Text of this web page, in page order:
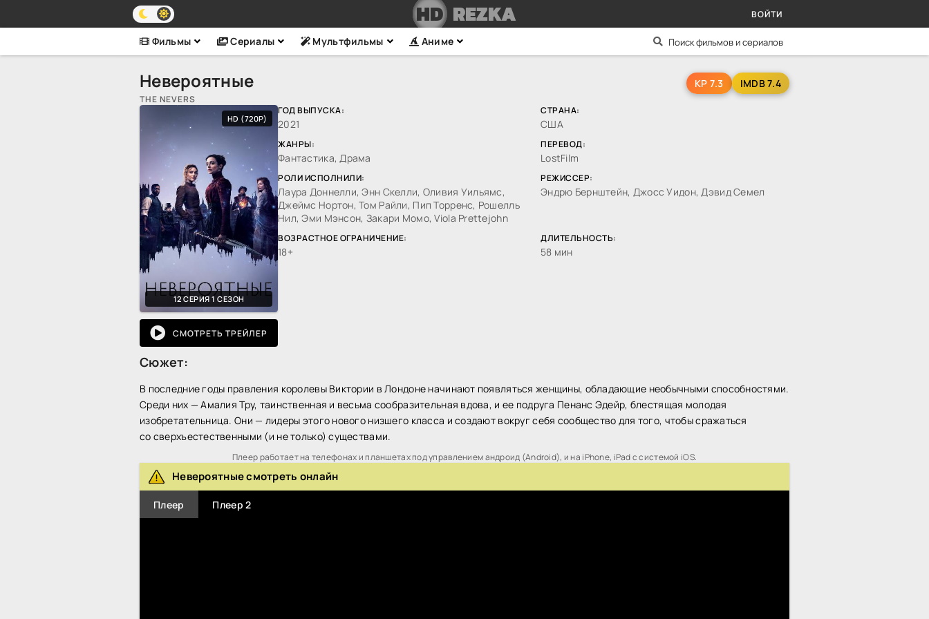
HDREZKA ВОЙТИ
Фильмы Сериалы Мультфильмы Аниме
Невероятные
THE NEVERS
KP 7.3 IMDB 7.4
HD (720P)
12 СЕРИЯ 1 СЕЗОН
СМОТРЕТЬ ТРЕЙЛЕР
ГОД ВЫПУСКА:
2021
СТРАНА:
США
ЖАНРЫ:
Фантастика, Драма
ПЕРЕВОД:
LostFilm
РОЛИ ИСПОЛНИЛИ:
Лаура Доннелли, Энн Скелли, Оливия Уильямс,
Джеймс Нортон, Том Райли, Пип Торренс, Рошелль
Нил, Эми Мэнсон, Закари Момо, Viola Prettejohn
РЕЖИССЕР:
Эндрю Бернштейн, Джосс Уидон, Дэвид Семел
ВОЗРАСТНОЕ ОГРАНИЧЕНИЕ:
18+
ДЛИТЕЛЬНОСТЬ:
58 мин
Сюжет:
В последние годы правления королевы Виктории в Лондоне начинают появляться женщины, обладающие необычными способностями.
Среди них — Амалия Тру, таинственная и весьма сообразительная вдова, и ее подруга Пенанс Эдейр, блестящая молодая
изобретательница. Они — лидеры этого нового низшего класса и создают вокруг себя сообщество для того, чтобы сражаться
со сверхъестественными (и не только) существами.
Плеер работает на телефонах и планшетах под управлением андроид (Android), и на iPhone, iPad с системой iOS.
Невероятные смотреть онлайн
Плеер Плеер 2